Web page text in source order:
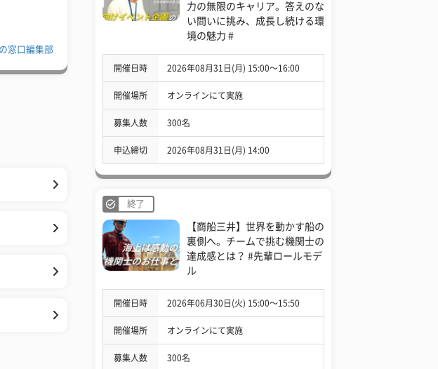
窓口編集部
力の無限のキャリア。答えのな
い問いに挑み、成長し続ける環
境の魅力 #
開催日時 2026年08月31日(月) 15:00〜16:00
開催場所 オンラインにて実施
募集人数 300名
申込締切 2026年08月31日(月) 14:00
終了
【商船三井】世界を動かす船の
裏側へ。チームで挑む機関士の
達成感とは？ #先輩ロールモデ
ル
開催日時 2026年06月30日(火) 15:00〜15:50
開催場所 オンラインにて実施
募集人数 300名